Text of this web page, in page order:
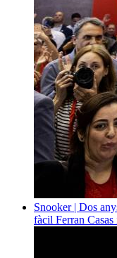
Snooker | Dos
fàcil Ferran